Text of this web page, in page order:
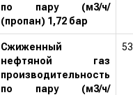
по пару (м3/ч/
(пропан) 1,72 бар
Сжиженный
нефтяной газ
производительность
по пару (м3/ч/